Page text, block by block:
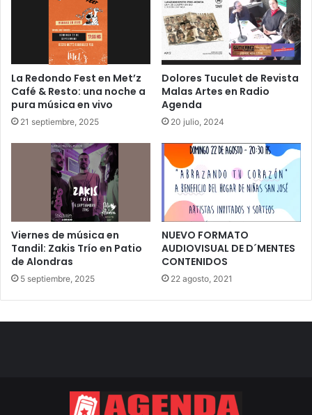
La Redondo Fest en Met’z
Café & Resto: una noche a
pura música en vivo
21 septiembre, 2025
Dolores Tuculet de Revista
Malas Artes en Radio
Agenda
20 julio, 2024
Viernes de música en
Tandil: Zakis Trío en Patio
de Alondras
5 septiembre, 2025
NUEVO FORMATO
AUDIOVISUAL DE D´MENTES
CONTENIDOS
22 agosto, 2021